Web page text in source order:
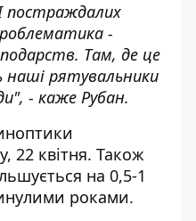
постраждалих
-
Там, де це
рятувальники
- каже Рубан.
22 квітня. Також
на 0,5-1
роками.